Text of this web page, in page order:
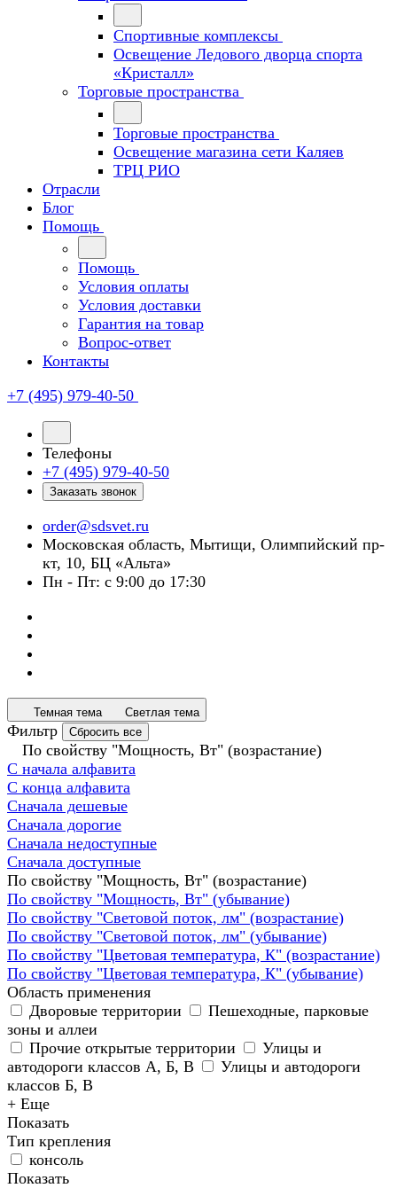
Спортивные комплексы
Освещение Ледового дворца спорта
«Кристалл»
Торговые пространства
Торговые пространства
Освещение магазина сети Каляев
ТРЦ РИО
Отрасли
Блог
Помощь
Помощь
Условия оплаты
Условия доставки
Гарантия на товар
Вопрос-ответ
Контакты
+7 (495) 979-40-50
Телефоны
+7 (495) 979-40-50
Заказать звонок
order@sdsvet.ru
Московская область, Мытищи, Олимпийский пр-
кт, 10, БЦ «Альта»
Пн - Пт: с 9:00 до 17:30
Темная тема Светлая тема
Фильтр Сбросить все
По свойству "Мощность, Вт" (возрастание)
С начала алфавита
С конца алфавита
Сначала дешевые
Сначала дорогие
Сначала недоступные
Сначала доступные
По свойству "Мощность, Вт" (возрастание)
По свойству "Мощность, Вт" (убывание)
По свойству "Световой поток, лм" (возрастание)
По свойству "Световой поток, лм" (убывание)
По свойству "Цветовая температура, К" (возрастание)
По свойству "Цветовая температура, К" (убывание)
Область применения
Дворовые территории
Пешеходные, парковые
зоны и аллеи
Прочие открытые территории
Улицы и
автодороги классов А, Б, В
Улицы и автодороги
классов Б, В
+ Еще
Показать
Тип крепления
консоль
Показать